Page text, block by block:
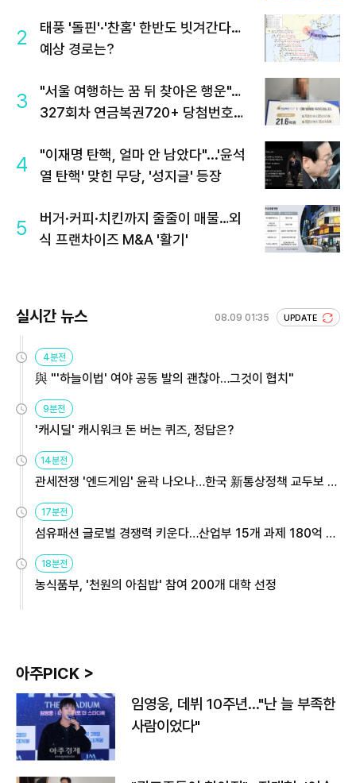
2
태풍 '돌핀'·'찬홈' 한반도 빗겨간다…
예상 경로는?
3
"서울 여행하는 꿈 뒤 찾아온 행운"…
327회차 연금복권720+ 당첨번호조
4
"이재명 탄핵, 얼마 안 남았다"...'윤석
열 탄핵' 맞힌 무당, '성지글' 등장
5
버거·커피·치킨까지 줄줄이 매물…외
식 프랜차이즈 M&A '활기'
실시간 뉴스 08.09 01:35 UPDATE
4분전
與 "'하늘이법' 여야 공동 발의 괜찮아…그것이 협치"
9분전
'캐시딜' 캐시워크 돈 버는 퀴즈, 정답은?
14분전
관세전쟁 '엔드게임' 윤곽 나오나…한국 新통상정책 교두보 활
용해야
17분전
섬유패션 글로벌 경쟁력 키운다…산업부 15개 과제 180억 지
원
18분전
농식품부, '천원의 아침밥' 참여 200개 대학 선정
아주PICK >
임영웅, 데뷔 10주년…"난 늘 부족한
사람이었다"